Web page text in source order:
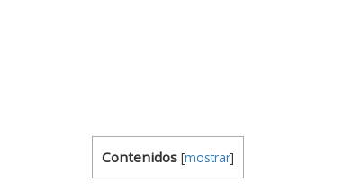
Contenidos [mostrar]